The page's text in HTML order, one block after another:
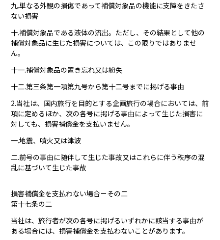
九.単なる外観の損傷であって補償対象品の機能に支障をきたさ
ない損害
十.補償対象品である液体の流出。ただし、その結果として他の
補償対象品に生じた損害については、この限りではありませ
ん。
十一.補償対象品の置き忘れ又は紛失
十二.第三条第一項第九号から第十二号までに掲げる事由
2.当社は、国内旅行を目的とする企画旅行の場合においては、前
項に定めるほか、次の各号に掲げる事由によって生じた損害に
対しても、損害補償金を支払いません。
一.地震、噴火又は津波
二.前号の事由に随伴して生じた事故又はこれらに伴う秩序の混
乱に基づいて生じた事故
損害補償金を支払わない場合－その二
第十七条の二
当社は、旅行者が次の各号に掲げるいずれかに該当する事由が
ある場合には、損害補償金を支払わないことがあります。